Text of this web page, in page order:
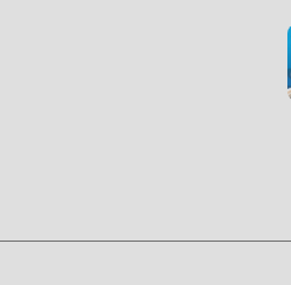
sí.
a jugar, que esperas,